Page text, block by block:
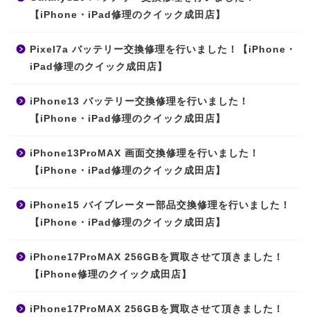
【iPhone・iPad修理のクイック成田店】
Pixel7a バッテリー交換修理を行いました！【iPhone・
iPad修理のクイック成田店】
iPhone13 バッテリー交換修理を行いました！
【iPhone・iPad修理のクイック成田店】
iPhone13ProMAX 画面交換修理を行いました！
【iPhone・iPad修理のクイック成田店】
iPhone15 バイブレーター部品交換修理を行いました！
【iPhone・iPad修理のクイック成田店】
iPhone17ProMAX 256GBを買取させて頂きました！
【iPhone修理のクイック成田店】
iPhone17ProMAX 256GBを買取させて頂きました！